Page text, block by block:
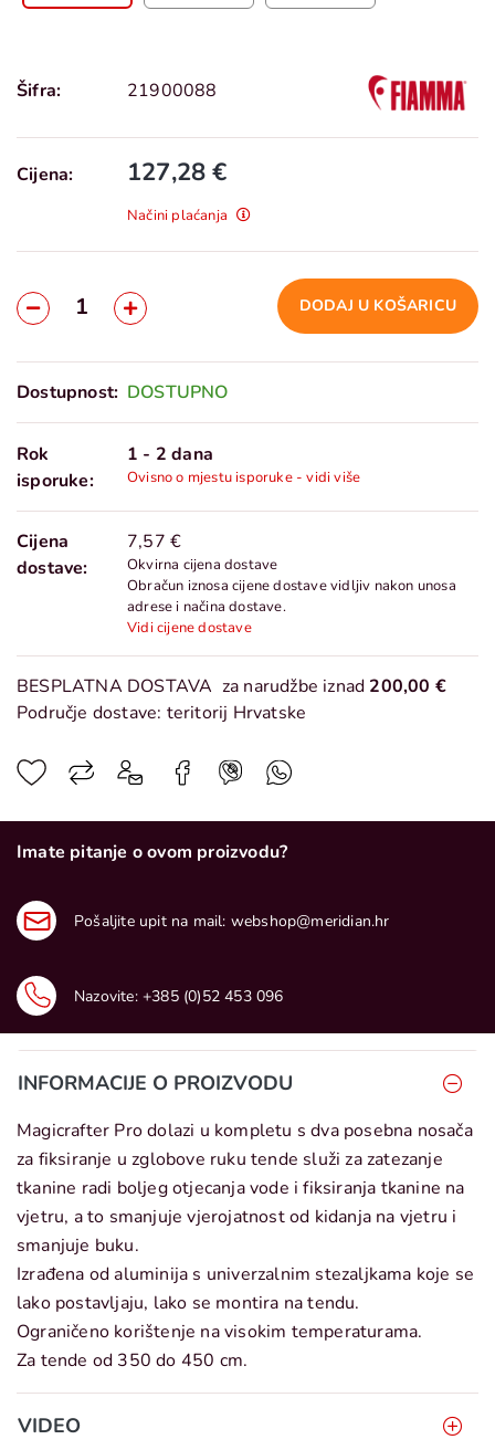
Šifra: 21900088
Cijena: 127,28 €
Načini plaćanja
DODAJ U KOŠARICU
Dostupnost: DOSTUPNO
Rok
isporuke:
1 - 2 dana
Ovisno o mjestu isporuke - vidi više
Cijena
dostave:
7,57 €
Okvirna cijena dostave
Obračun iznosa cijene dostave vidljiv nakon unosa
adrese i načina dostave.
Vidi cijene dostave
BESPLATNA DOSTAVA za narudžbe iznad 200,00 €
Područje dostave: teritorij Hrvatske
Imate pitanje o ovom proizvodu?
Pošaljite upit na mail: webshop@meridian.hr
Nazovite: +385 (0)52 453 096
INFORMACIJE O PROIZVODU
Magicrafter Pro dolazi u kompletu s dva posebna nosača
za fiksiranje u zglobove ruku tende služi za zatezanje
tkanine radi boljeg otjecanja vode i fiksiranja tkanine na
vjetru, a to smanjuje vjerojatnost od kidanja na vjetru i
smanjuje buku.
Izrađena od aluminija s univerzalnim stezaljkama koje se
lako postavljaju, lako se montira na tendu.
Ograničeno korištenje na visokim temperaturama.
Za tende od 350 do 450 cm.
VIDEO